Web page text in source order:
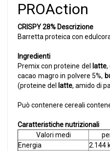
PROAction
CRISPY 28% Descrizione
Barretta proteica con
Ingredienti
Premix con proteine del
latte,
cacao magro in polvere 5%,
(proteine del
latte, amido di
Può contenere cereali
Caratteristiche nutrizionali
Valori medi
Energia
2.144